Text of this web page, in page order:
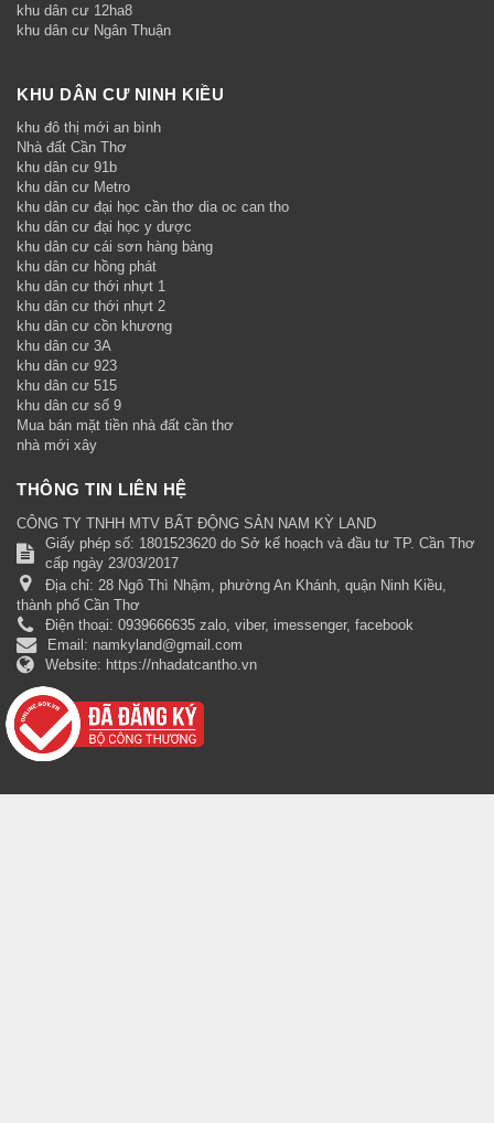
khu dân cư 12ha8
khu dân cư Ngân Thuận
KHU DÂN CƯ NINH KIỀU
khu đô thị mới an bình
Nhà đất Cần Thơ
khu dân cư 91b
khu dân cư Metro
khu dân cư đại học cần thơ dia oc can tho
khu dân cư đại học y dược
khu dân cư cái sơn hàng bàng
khu dân cư hồng phát
khu dân cư thới nhựt 1
khu dân cư thới nhựt 2
khu dân cư cồn khương
khu dân cư 3A
khu dân cư 923
khu dân cư 515
khu dân cư số 9
Mua bán mặt tiền nhà đất cần thơ
nhà mới xây
THÔNG TIN LIÊN HỆ
CÔNG TY TNHH MTV BẤT ĐỘNG SẢN NAM KỲ LAND
Giấy phép số: 1801523620 do Sở kế hoạch và đầu tư TP. Cần Thơ
cấp ngày 23/03/2017
Địa chỉ: 28 Ngô Thì Nhậm, phường An Khánh, quận Ninh Kiều,
thành phố Cần Thơ
Điện thoại: 0939666635 zalo, viber, imessenger, facebook
Email: namkyland@gmail.com
Website: https://nhadatcantho.vn